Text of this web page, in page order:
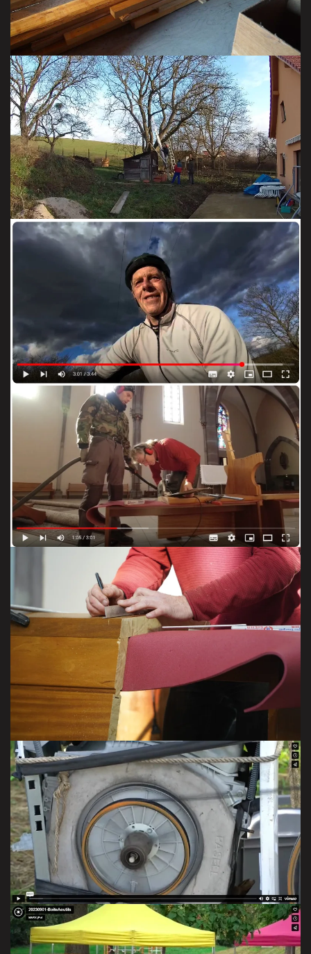
Le noyer en long et en large
VISITER LA GALERIE
de rouler sur la piste !
mars 2025
VOIR LA VIDÉO
Transformations
L’église de Bischwiller et sa chapelle.
VOIR LA VIDÉO
Transformation à Bischwiller
VISITER LA GALERIE
VIDÉO